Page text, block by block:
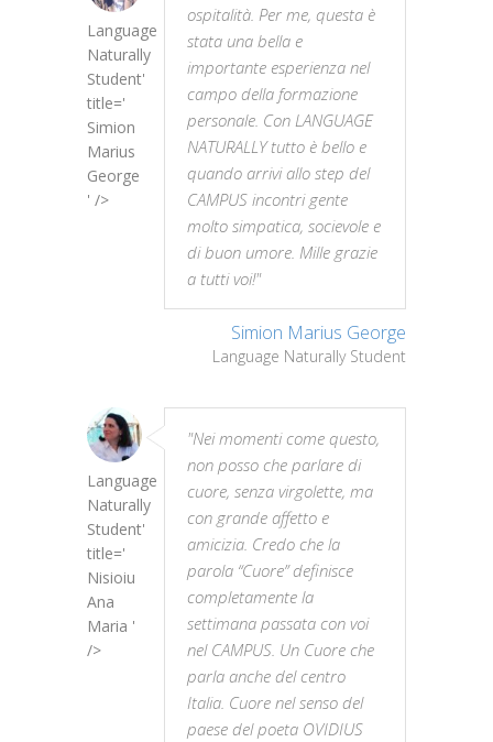
Language
Naturally
Student'
title='
Simion
Marius
George
' />
ospitalità. Per me, questa è
stata una bella e
importante esperienza nel
campo della formazione
personale. Con LANGUAGE
NATURALLY tutto è bello e
quando arrivi allo step del
CAMPUS incontri gente
molto simpatica, socievole e
di buon umore. Mille grazie
a tutti voi!"
Simion Marius George
Language Naturally Student
Language
Naturally
Student'
title='
Nisioiu
Ana
Maria '
/>
"Nei momenti come questo,
non posso che parlare di
cuore, senza virgolette, ma
con grande affetto e
amicizia. Credo che la
parola “Cuore” definisce
completamente la
settimana passata con voi
nel CAMPUS. Un Cuore che
parla anche del centro
Italia. Cuore nel senso del
paese del poeta OVIDIUS